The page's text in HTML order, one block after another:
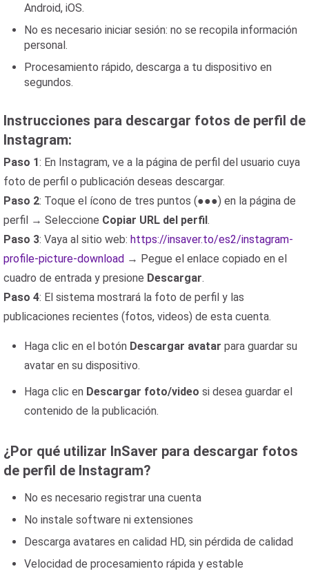
Android, iOS.
No es necesario iniciar sesión: no se recopila información
personal.
Procesamiento rápido, descarga a tu dispositivo en
segundos.
Instrucciones para descargar fotos de perfil de
Instagram:
Paso 1: En Instagram, ve a la página de perfil del usuario cuya
foto de perfil o publicación deseas descargar.
Paso 2: Toque el ícono de tres puntos (●●●) en la página de
perfil → Seleccione Copiar URL del perfil.
Paso 3: Vaya al sitio web: https://insaver.to/es2/instagram-
profile-picture-download → Pegue el enlace copiado en el
cuadro de entrada y presione Descargar.
Paso 4: El sistema mostrará la foto de perfil y las
publicaciones recientes (fotos, videos) de esta cuenta.
Haga clic en el botón Descargar avatar para guardar su
avatar en su dispositivo.
Haga clic en Descargar foto/video si desea guardar el
contenido de la publicación.
¿Por qué utilizar InSaver para descargar fotos
de perfil de Instagram?
No es necesario registrar una cuenta
No instale software ni extensiones
Descarga avatares en calidad HD, sin pérdida de calidad
Velocidad de procesamiento rápida y estable